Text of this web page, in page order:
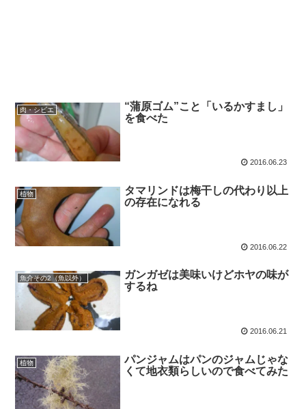
肉・シビエ
“蒲原ゴム”こと「いるかすまし」
を食べた
2016.06.23
植物
タマリンドは梅干しの代わり以上
の存在になれる
2016.06.22
魚介その2（魚以外）
ガンガゼは美味いけどホヤの味が
するね
2016.06.21
植物
パンジャムはパンのジャムじゃな
くて地衣類らしいので食べてみた